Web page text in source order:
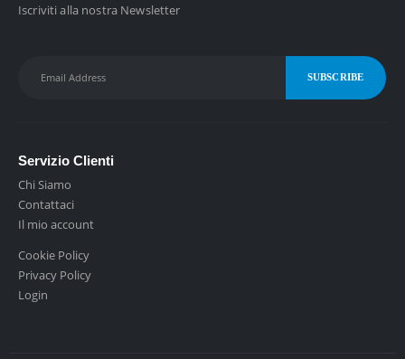
Iscriviti alla nostra Newsletter
Servizio Clienti
Chi Siamo
Contattaci
Il mio account
Cookie Policy
Privacy Policy
Login